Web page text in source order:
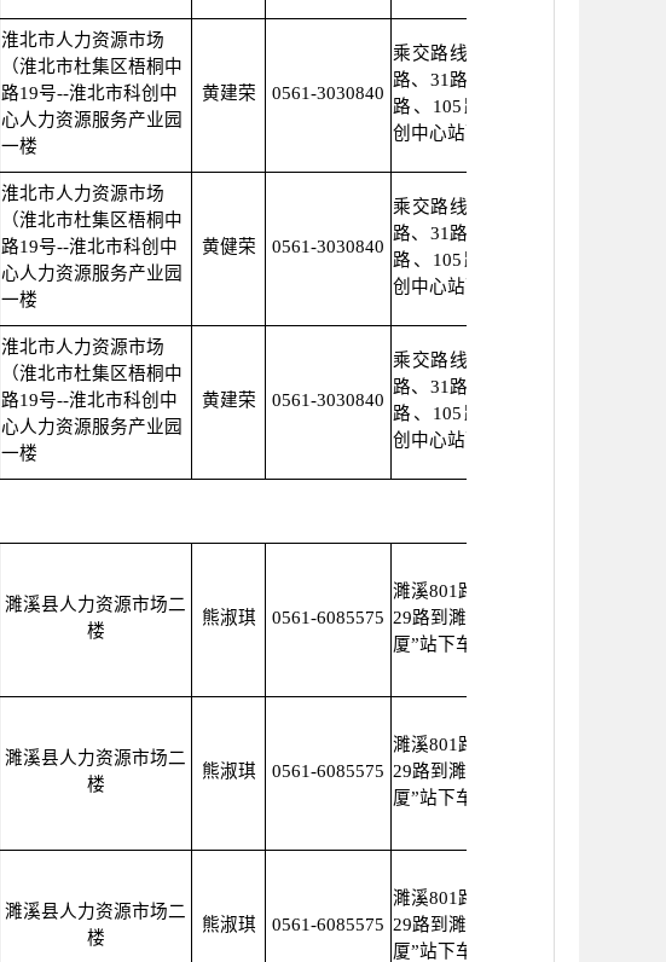
淮北市人力资源市场
（淮北市杜集区梧桐中
路19号--淮北市科创中
心人力资源服务产业园
一楼
黄建荣 0561-3030840
乘交路线：可乘坐17
路、31路、32路、38
路、105路公交车科
创中心站下
淮北市人力资源市场
（淮北市杜集区梧桐中
路19号--淮北市科创中
心人力资源服务产业园
一楼
黄健荣 0561-3030840
乘交路线：可乘坐17
路、31路、32路、38
路、105路公交车科
创中心站下
淮北市人力资源市场
（淮北市杜集区梧桐中
路19号--淮北市科创中
心人力资源服务产业园
一楼
黄建荣 0561-3030840
乘交路线：可乘坐17
路、31路、32路、38
路、105路公交车科
创中心站下
濉溪县人力资源市场二
楼
熊淑琪 0561-6085575
濉溪801路、608路、
29路到濉溪“科创大
厦”站下车
濉溪县人力资源市场二
楼
熊淑琪 0561-6085575
濉溪801路、608路、
29路到濉溪“科创大
厦”站下车
濉溪县人力资源市场二
楼
熊淑琪 0561-6085575
濉溪801路、608路、
29路到濉溪“科创大
厦”站下车